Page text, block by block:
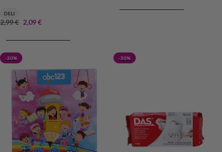
DELI
2,99€ 2,09€
-30% -30%